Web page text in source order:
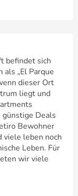
befindet sich
als „El Parque
dieser Ort
liegt und
Deals
Bewohner
viele leben noch
Leben. Für
wir viele